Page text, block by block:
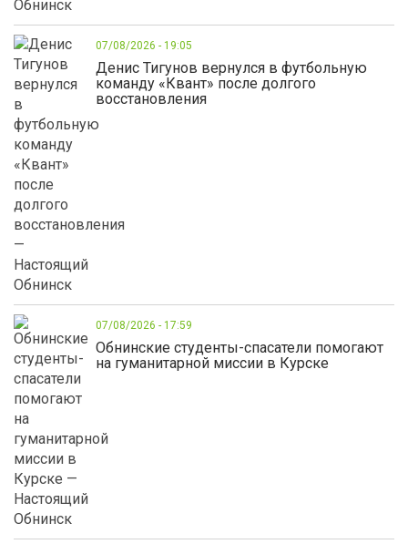
07/08/2026 - 19:05
Денис Тигунов вернулся в футбольную
команду «Квант» после долгого
восстановления
07/08/2026 - 17:59
Обнинские студенты-спасатели помогают
на гуманитарной миссии в Курске